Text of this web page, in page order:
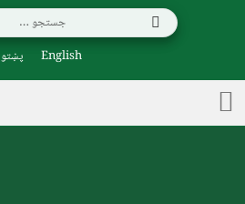
English پښتو